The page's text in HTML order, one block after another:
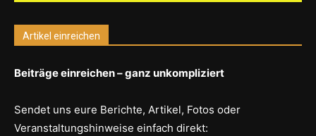
Artikel einreichen
Beiträge einreichen – ganz unkompliziert
Sendet uns eure Berichte, Artikel, Fotos oder
Veranstaltungshinweise einfach direkt: